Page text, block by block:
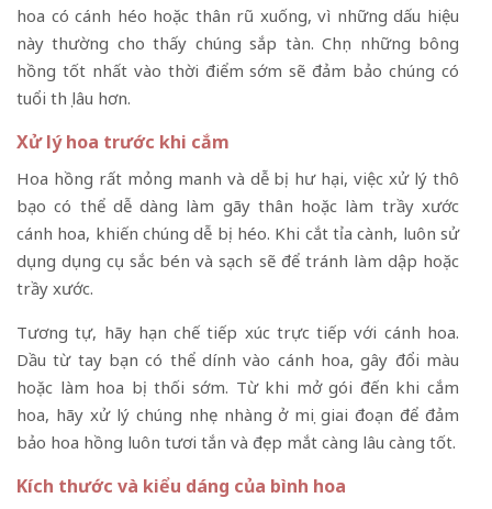
hoa có cánh héo hoặc thân rũ xuống, vì những dấu hiệu
này thường cho thấy chúng sắp tàn. Chọn những bông
hồng tốt nhất vào thời điểm sớm sẽ đảm bảo chúng có
tuổi thọ lâu hơn.
Xử lý hoa trước khi cắm
Hoa hồng rất mỏng manh và dễ bị hư hại, việc xử lý thô
bạo có thể dễ dàng làm gãy thân hoặc làm trầy xước
cánh hoa, khiến chúng dễ bị héo. Khi cắt tỉa cành, luôn sử
dụng dụng cụ sắc bén và sạch sẽ để tránh làm dập hoặc
trầy xước.
Tương tự, hãy hạn chế tiếp xúc trực tiếp với cánh hoa.
Dầu từ tay bạn có thể dính vào cánh hoa, gây đổi màu
hoặc làm hoa bị thối sớm. Từ khi mở gói đến khi cắm
hoa, hãy xử lý chúng nhẹ nhàng ở mọi giai đoạn để đảm
bảo hoa hồng luôn tươi tắn và đẹp mắt càng lâu càng tốt.
Kích thước và kiểu dáng của bình hoa